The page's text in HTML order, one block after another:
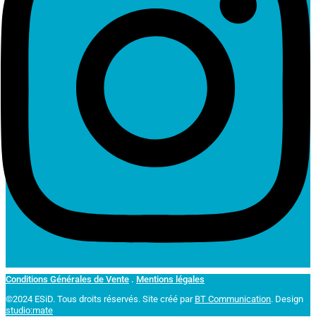
Conditions Générales de Vente . Mentions légales
©2024 ESiD. Tous droits réservés. Site créé par BT Communication. Design
studio:mate